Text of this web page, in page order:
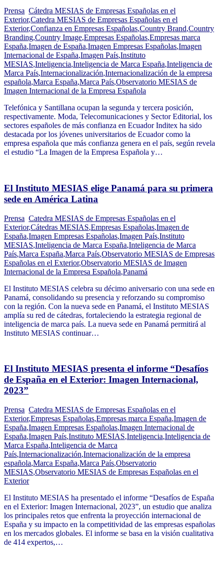
Prensa Cátedra MESIAS de Empresas Españolas en el
Exterior,Catedra MESIAS de Empresas Españolas en el
Exterior,Confianza en Empresas Españolas,Country Brand,Country
Branding,Country Image,Empresas Españolas,Empresas marca
España,Imagen de España,Imagen Empresas Españolas,Imagen
Internacional de España,Imagen País,Instituto
MESIAS,Inteligencia,Inteligencia de Marca España,Inteligencia de
Marca País,Internacionalización,Internacionalización de la empresa
española,Marca España,Marca País,Observatorio MESIAS de
Imagen Internacional de la Empresa Española
Telefónica y Santillana ocupan la segunda y tercera posición,
respectivamente. Moda, Telecomunicaciones y Sector Editorial, los
sectores españoles de más confianza en Ecuador Inditex ha sido
destacada por los jóvenes universitarios de Ecuador como la
empresa española que más confianza genera en el país, según revela
el estudio “La Imagen de la Empresa Española y…
El Instituto MESIAS elige Panamá para su primera
sede en América Latina
Prensa Catedra MESIAS de Empresas Españolas en el
Exterior,Cátedras MESIAS,Empresas Españolas,Imagen de
España,Imagen Empresas Españolas,Imagen País,Instituto
MESIAS,Inteligencia de Marca España,Inteligencia de Marca
País,Marca España,Marca País,Observatorio MESIAS de Empresas
Españolas en el Exterior,Observatorio MESIAS de Imagen
Internacional de la Empresa Española,Panamá
El Instituto MESIAS celebra su décimo aniversario con una sede en
Panamá, consolidando su presencia y reforzando su compromiso
con la región. Con la nueva sede en Panamá, el Instituto MESIAS
amplía su red de cátedras, fortaleciendo la estrategia regional de
inteligencia de marca país. La nueva sede en Panamá permitirá al
Instituto MESIAS continuar…
El Instituto MESIAS presenta el informe “Desafíos
de España en el Exterior: Imagen Internacional,
2023”
Prensa Catedra MESIAS de Empresas Españolas en el
Exterior,Empresas Españolas,Empresas marca España,Imagen de
España,Imagen Empresas Españolas,Imagen Internacional de
España,Imagen País,Instituto MESIAS,Inteligencia,Inteligencia de
Marca España,Inteligencia de Marca
País,Internacionalización,Internacionalización de la empresa
española,Marca España,Marca País,Observatorio
MESIAS,Observatorio MESIAS de Empresas Españolas en el
Exterior
El Instituto MESIAS ha presentado el informe “Desafíos de España
en el Exterior: Imagen Internacional, 2023”, un estudio que analiza
los principales retos que enfrenta la proyección internacional de
España y su impacto en la competitividad de las empresas españolas
en los mercados globales. El informe se basa en la visión cualitativa
de 414 expertos,…